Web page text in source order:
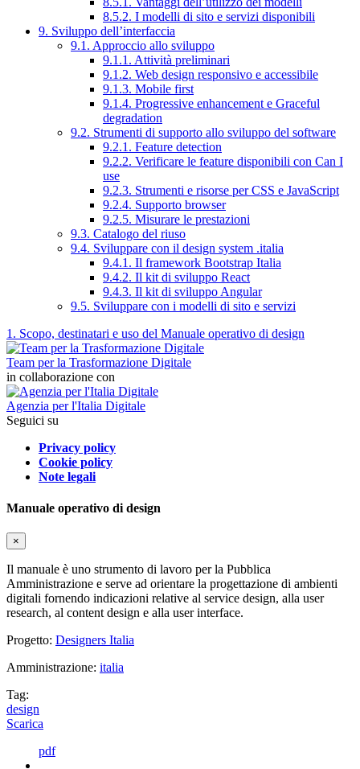
8.5.2. I modelli di sito e servizi disponibili
9. Sviluppo dell’interfaccia
9.1. Approccio allo sviluppo
9.1.1. Attività preliminari
9.1.2. Web design responsivo e accessibile
9.1.3. Mobile first
9.1.4. Progressive enhancement e Graceful
degradation
9.2. Strumenti di supporto allo sviluppo del software
9.2.1. Feature detection
9.2.2. Verificare le feature disponibili con Can I
use
9.2.3. Strumenti e risorse per CSS e JavaScript
9.2.4. Supporto browser
9.2.5. Misurare le prestazioni
9.3. Catalogo del riuso
9.4. Sviluppare con il design system .italia
9.4.1. Il framework Bootstrap Italia
9.4.2. Il kit di sviluppo React
9.4.3. Il kit di sviluppo Angular
9.5. Sviluppare con i modelli di sito e servizi
1. Scopo, destinatari e uso del Manuale operativo di design
Team per la Trasformazione Digitale
in collaborazione con
Agenzia per l'Italia Digitale
Seguici su
Privacy policy
Cookie policy
Note legali
Manuale operativo di design
×
Il manuale è uno strumento di lavoro per la Pubblica
Amministrazione e serve ad orientare la progettazione di ambienti
digitali fornendo indicazioni relative al service design, alla user
research, al content design e alla user interface.
Progetto: Designers Italia
Amministrazione: italia
Tag:
design
Scarica
pdf